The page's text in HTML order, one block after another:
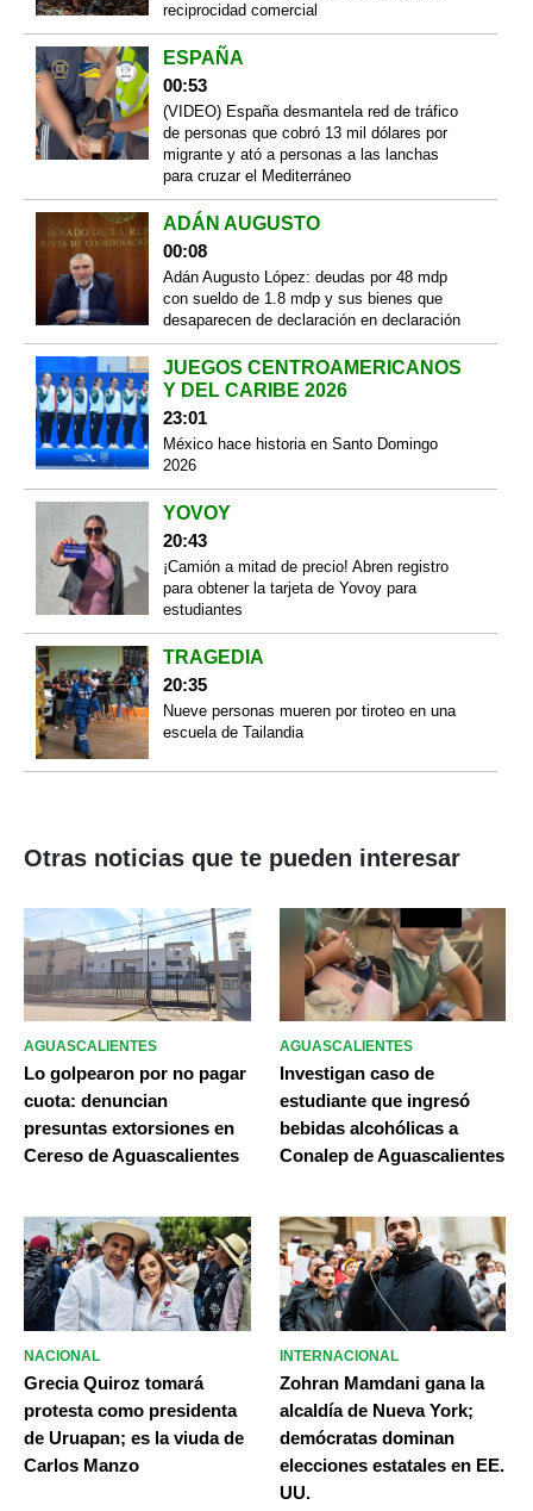
reciprocidad comercial
ESPAÑA
00:53
(VIDEO) España desmantela red de tráfico
de personas que cobró 13 mil dólares por
migrante y ató a personas a las lanchas
para cruzar el Mediterráneo
ADÁN AUGUSTO
00:08
Adán Augusto López: deudas por 48 mdp
con sueldo de 1.8 mdp y sus bienes que
desaparecen de declaración en declaración
JUEGOS CENTROAMERICANOS
Y DEL CARIBE 2026
23:01
México hace historia en Santo Domingo
2026
YOVOY
20:43
¡Camión a mitad de precio! Abren registro
para obtener la tarjeta de Yovoy para
estudiantes
TRAGEDIA
20:35
Nueve personas mueren por tiroteo en una
escuela de Tailandia
Otras noticias que te pueden interesar
AGUASCALIENTES
Lo golpearon por no pagar
cuota: denuncian
presuntas extorsiones en
Cereso de Aguascalientes
AGUASCALIENTES
Investigan caso de
estudiante que ingresó
bebidas alcohólicas a
Conalep de Aguascalientes
NACIONAL
Grecia Quiroz tomará
protesta como presidenta
de Uruapan; es la viuda de
Carlos Manzo
INTERNACIONAL
Zohran Mamdani gana la
alcaldía de Nueva York;
demócratas dominan
elecciones estatales en EE.
UU.